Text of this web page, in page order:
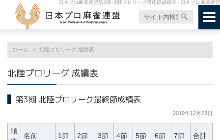
日本プロ麻雀連盟第3期 北陸プロリーグ最終節成績表 - 日本プロ麻雀連盟
ホーム 北陸プロリーグ 成績表
北陸プロリーグ 成績表
第3期 北陸プロリーグ最終節成績表
2019年12月23日
順
名前 1節 2節 3節 4節 5節 6節 7節 合計